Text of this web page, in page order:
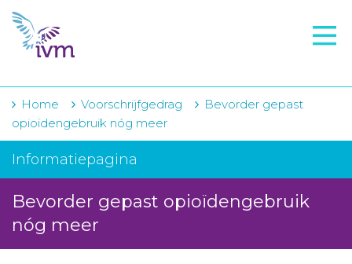
VMI
FTO voorbereiding
IVM-academie
Zorginstellingen
Voorschrijfgedrag
Projecten
Over IVM
Home Voorschrijfgedrag
Bevorder gepast
opioïdengebruik nóg meer
Informatiepagina
Bevorder gepast opioïdengebruik
nóg meer